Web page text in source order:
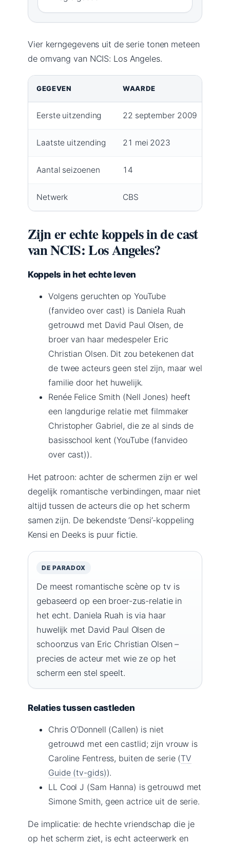
Vier kerngegevens uit de serie tonen meteen
de omvang van NCIS: Los Angeles.
GEGEVEN WAARDE
Eerste uitzending 22 september 2009
Laatste uitzending 21 mei 2023
Aantal seizoenen 14
Netwerk CBS
Zijn er echte koppels in de cast
van NCIS: Los Angeles?
Koppels in het echte leven
Volgens geruchten op YouTube
(fanvideo over cast) is Daniela Ruah
getrouwd met David Paul Olsen, de
broer van haar medespeler Eric
Christian Olsen. Dit zou betekenen dat
de twee acteurs geen stel zijn, maar wel
familie door het huwelijk.
Renée Felice Smith (Nell Jones) heeft
een langdurige relatie met filmmaker
Christopher Gabriel, die ze al sinds de
basisschool kent (YouTube (fanvideo
over cast)).
Het patroon: achter de schermen zijn er wel
degelijk romantische verbindingen, maar niet
altijd tussen de acteurs die op het scherm
samen zijn. De bekendste ‘Densi’-koppeling
Kensi en Deeks is puur fictie.
DE PARADOX
De meest romantische scène op tv is
gebaseerd op een broer-zus-relatie in
het echt. Daniela Ruah is via haar
huwelijk met David Paul Olsen de
schoonzus van Eric Christian Olsen –
precies de acteur met wie ze op het
scherm een stel speelt.
Relaties tussen castleden
Chris O’Donnell (Callen) is niet
getrouwd met een castlid; zijn vrouw is
Caroline Fentress, buiten de serie (TV
Guide (tv-gids)).
LL Cool J (Sam Hanna) is getrouwd met
Simone Smith, geen actrice uit de serie.
De implicatie: de hechte vriendschap die je
op het scherm ziet, is echt acteerwerk en